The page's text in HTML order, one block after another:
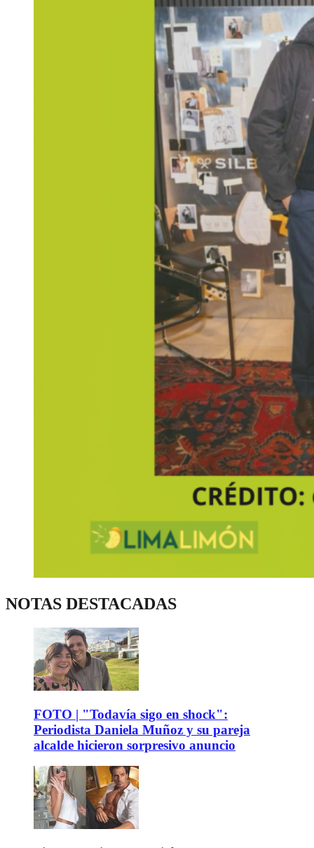
NOTAS DESTACADAS
FOTO | "Todavía sigo en shock":
Periodista Daniela Muñoz y su pareja
alcalde hicieron sorpresivo anuncio